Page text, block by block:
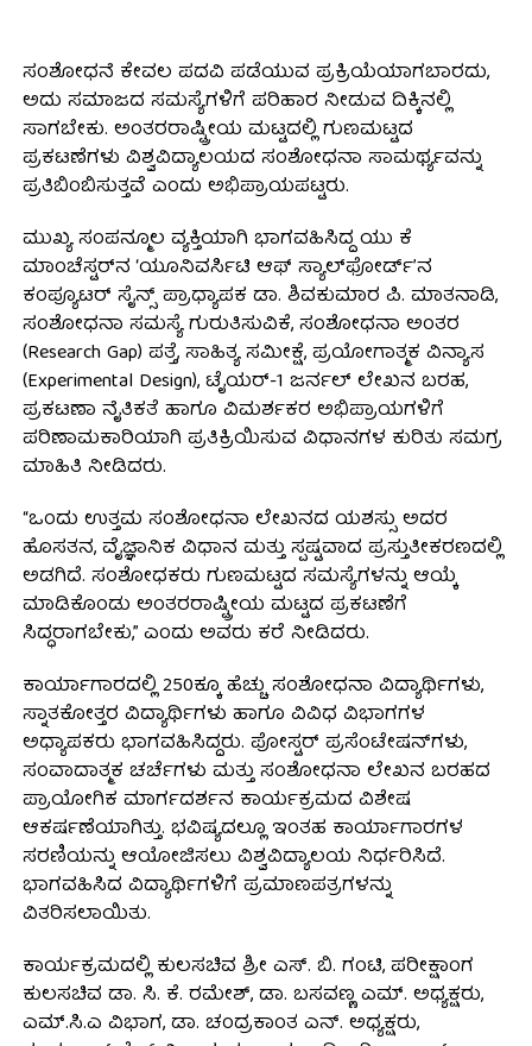
ಸಂಶೋಧನೆ ಕೇವಲ ಪದವಿ ಪಡೆಯುವ ಪ್ರಕ್ರಿಯೆಯಾಗಬಾರದು,
ಅದು ಸಮಾಜದ ಸಮಸ್ಯೆಗಳಿಗೆ ಪರಿಹಾರ ನೀಡುವ ದಿಕ್ಕಿನಲ್ಲಿ
ಸಾಗಬೇಕು. ಅಂತರರಾಷ್ಟ್ರೀಯ ಮಟ್ಟದಲ್ಲಿ ಗುಣಮಟ್ಟದ
ಪ್ರಕಟಣೆಗಳು ವಿಶ್ವವಿದ್ಯಾಲಯದ ಸಂಶೋಧನಾ ಸಾಮರ್ಥ್ಯವನ್ನು
ಪ್ರತಿಬಿಂಬಿಸುತ್ತವೆ ಎಂದು ಅಭಿಪ್ರಾಯಪಟ್ಟರು.
ಮುಖ್ಯ ಸಂಪನ್ಮೂಲ ವ್ಯಕ್ತಿಯಾಗಿ ಭಾಗವಹಿಸಿದ್ದ ಯು ಕೆ
ಮಾಂಚೆಸ್ಟರ್‌ನ ‘ಯೂನಿವರ್ಸಿಟಿ ಆಫ್ ಸ್ಯಾಲ್‌ಫೋರ್ಡ್’ನ
ಕಂಪ್ಯೂಟರ್ ಸೈನ್ಸ್ ಪ್ರಾಧ್ಯಾಪಕ ಡಾ. ಶಿವಕುಮಾರ ಪಿ. ಮಾತನಾಡಿ,
ಸಂಶೋಧನಾ ಸಮಸ್ಯೆ ಗುರುತಿಸುವಿಕೆ, ಸಂಶೋಧನಾ ಅಂತರ
(Research Gap) ಪತ್ತೆ, ಸಾಹಿತ್ಯ ಸಮೀಕ್ಷೆ, ಪ್ರಯೋಗಾತ್ಮಕ ವಿನ್ಯಾಸ
(Experimental Design), ಟೈಯರ್-1 ಜರ್ನಲ್ ಲೇಖನ ಬರಹ,
ಪ್ರಕಟಣಾ ನೈತಿಕತೆ ಹಾಗೂ ವಿಮರ್ಶಕರ ಅಭಿಪ್ರಾಯಗಳಿಗೆ
ಪರಿಣಾಮಕಾರಿಯಾಗಿ ಪ್ರತಿಕ್ರಿಯಿಸುವ ವಿಧಾನಗಳ ಕುರಿತು ಸಮಗ್ರ
ಮಾಹಿತಿ ನೀಡಿದರು.
“ಒಂದು ಉತ್ತಮ ಸಂಶೋಧನಾ ಲೇಖನದ ಯಶಸ್ಸು ಅದರ
ಹೊಸತನ, ವೈಜ್ಞಾನಿಕ ವಿಧಾನ ಮತ್ತು ಸ್ಪಷ್ಟವಾದ ಪ್ರಸ್ತುತೀಕರಣದಲ್ಲಿ
ಅಡಗಿದೆ. ಸಂಶೋಧಕರು ಗುಣಮಟ್ಟದ ಸಮಸ್ಯೆಗಳನ್ನು ಆಯ್ಕೆ
ಮಾಡಿಕೊಂಡು ಅಂತರರಾಷ್ಟ್ರೀಯ ಮಟ್ಟದ ಪ್ರಕಟಣೆಗೆ
ಸಿದ್ಧರಾಗಬೇಕು,” ಎಂದು ಅವರು ಕರೆ ನೀಡಿದರು.
ಕಾರ್ಯಾಗಾರದಲ್ಲಿ 250ಕ್ಕೂ ಹೆಚ್ಚು ಸಂಶೋಧನಾ ವಿದ್ಯಾರ್ಥಿಗಳು,
ಸ್ನಾತಕೋತ್ತರ ವಿದ್ಯಾರ್ಥಿಗಳು ಹಾಗೂ ವಿವಿಧ ವಿಭಾಗಗಳ
ಅಧ್ಯಾಪಕರು ಭಾಗವಹಿಸಿದ್ದರು. ಪೋಸ್ಟರ್ ಪ್ರಸೆಂಟೇಷನ್‌ಗಳು,
ಸಂವಾದಾತ್ಮಕ ಚರ್ಚೆಗಳು ಮತ್ತು ಸಂಶೋಧನಾ ಲೇಖನ ಬರಹದ
ಪ್ರಾಯೋಗಿಕ ಮಾರ್ಗದರ್ಶನ ಕಾರ್ಯಕ್ರಮದ ವಿಶೇಷ
ಆಕರ್ಷಣೆಯಾಗಿತ್ತು. ಭವಿಷ್ಯದಲ್ಲೂ ಇಂತಹ ಕಾರ್ಯಾಗಾರಗಳ
ಸರಣಿಯನ್ನು ಆಯೋಜಿಸಲು ವಿಶ್ವವಿದ್ಯಾಲಯ ನಿರ್ಧರಿಸಿದೆ.
ಭಾಗವಹಿಸಿದ ವಿದ್ಯಾರ್ಥಿಗಳಿಗೆ ಪ್ರಮಾಣಪತ್ರಗಳನ್ನು
ವಿತರಿಸಲಾಯಿತು.
ಕಾರ್ಯಕ್ರಮದಲ್ಲಿ ಕುಲಸಚಿವ ಶ್ರೀ ಎಸ್. ಬಿ. ಗಂಟಿ, ಪರೀಕ್ಷಾಂಗ
ಕುಲಸಚಿವ ಡಾ. ಸಿ. ಕೆ. ರಮೇಶ್, ಡಾ. ಬಸವಣ್ಣ ಎಮ್. ಅಧ್ಯಕ್ಷರು,
ಎಮ್.ಸಿ.ಎ ವಿಭಾಗ, ಡಾ. ಚಂದ್ರಕಾಂತ ಎನ್. ಅಧ್ಯಕ್ಷರು,